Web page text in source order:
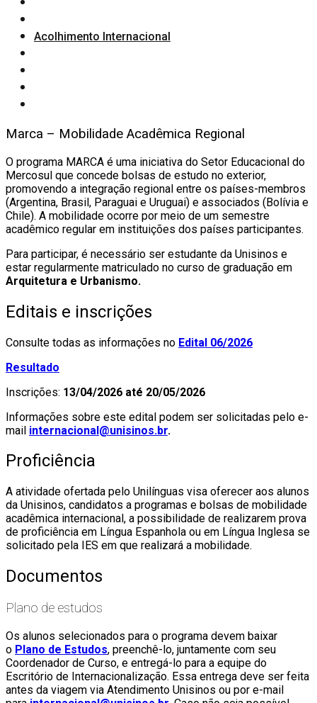
Acolhimento Internacional
Marca – Mobilidade Acadêmica Regional
O programa MARCA é uma iniciativa do Setor Educacional do
Mercosul que concede bolsas de estudo no exterior,
promovendo a integração regional entre os países-membros
(Argentina, Brasil, Paraguai e Uruguai) e associados (Bolívia e
Chile). A mobilidade ocorre por meio de um semestre
acadêmico regular em instituições dos países participantes.
Para participar, é necessário ser estudante da Unisinos e
estar regularmente matriculado no curso de graduação em
Arquitetura e Urbanismo.
Editais e inscrições
Consulte todas as informações no Edital 06/2026
Resultado
Inscrições: 13/04/2026 até 20/05/2026
Informações sobre este edital podem ser solicitadas pelo e-
mail internacional@unisinos.br.
Proficiência
A atividade ofertada pelo Unilínguas visa oferecer aos alunos
da Unisinos, candidatos a programas e bolsas de mobilidade
acadêmica internacional, a possibilidade de realizarem prova
de proficiência em Língua Espanhola ou em Língua Inglesa se
solicitado pela IES em que realizará a mobilidade.
Documentos
Plano de estudos
Os alunos selecionados para o programa devem baixar
o Plano de Estudos, preenchê-lo, juntamente com seu
Coordenador de Curso, e entregá-lo para a equipe do
Escritório de Internacionalização. Essa entrega deve ser feita
antes da viagem via Atendimento Unisinos ou por e-mail